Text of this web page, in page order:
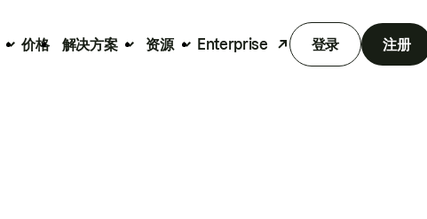
价格 解决方案 资源 Enterprise 登录 注册